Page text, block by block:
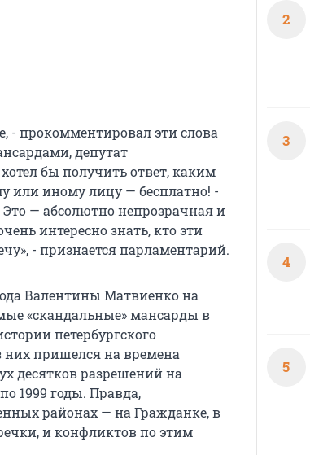
- прокомментировал эти слова
депутат
бы получить ответ, каким
или иному лицу — бесплатно! -
— абсолютно непрозрачная и
интересно знать, кто эти
- признается парламентарий.
Валентины Матвиенко на
«скандальные» мансарды в
петербургского
пришелся на времена
десятков разрешений на
1999 годы. Правда,
районах — на Гражданке, в
и конфликтов по этим
2
3
4
5